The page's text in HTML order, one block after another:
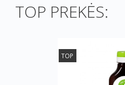
TOP PREKĖS:
TOP